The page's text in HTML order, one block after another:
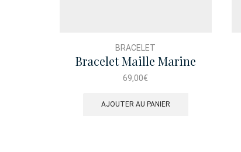
BRACELET
Bracelet Maille Marine
Ancre
69,00€
AJOUTER AU PANIER